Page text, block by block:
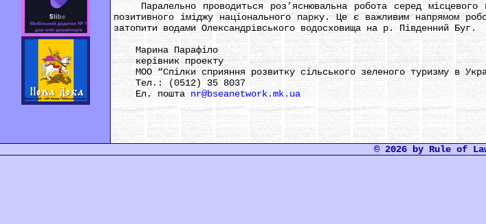
Паралельно проводиться роз’яснювальна робота серед місцевого
позитивного іміджу національного парку. Це є важливим напрямом
затопити водами Олександрівського водосховища на р. Південний Буг.
Марина Парафіло
керівник проекту
МОО “Спілки сприяння розвитку сільського зеленого туризму в
Тел.: (0512) 35 8037
Ел. поштаnr@bseanetwork.mk.ua
© 2026 by Rule of